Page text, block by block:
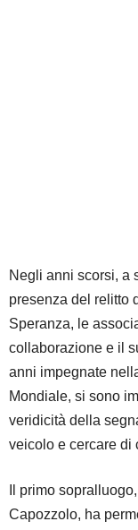
Negli anni scorsi, a
presenza del relitto
Speranza, le
collaborazione e il
anni impegnate
Mondiale, si sono
veridicità della
veicolo e cercare di
Il primo
Capozzolo, ha